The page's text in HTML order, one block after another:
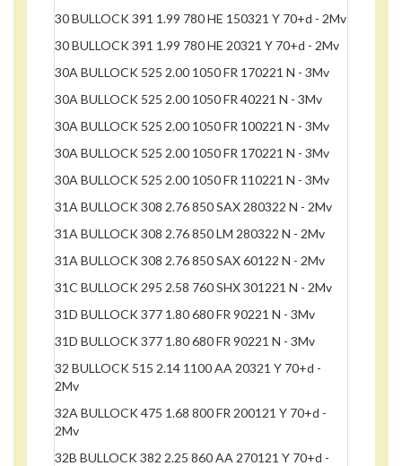
30 BULLOCK 391 1.99 780 HE 150321 Y 70+d - 2Mv
30 BULLOCK 391 1.99 780 HE 20321 Y 70+d - 2Mv
30A BULLOCK 525 2.00 1050 FR 170221 N - 3Mv
30A BULLOCK 525 2.00 1050 FR 40221 N - 3Mv
30A BULLOCK 525 2.00 1050 FR 100221 N - 3Mv
30A BULLOCK 525 2.00 1050 FR 170221 N - 3Mv
30A BULLOCK 525 2.00 1050 FR 110221 N - 3Mv
31A BULLOCK 308 2.76 850 SAX 280322 N - 2Mv
31A BULLOCK 308 2.76 850 LM 280322 N - 2Mv
31A BULLOCK 308 2.76 850 SAX 60122 N - 2Mv
31C BULLOCK 295 2.58 760 SHX 301221 N - 2Mv
31D BULLOCK 377 1.80 680 FR 90221 N - 3Mv
31D BULLOCK 377 1.80 680 FR 90221 N - 3Mv
32 BULLOCK 515 2.14 1100 AA 20321 Y 70+d -
2Mv
32A BULLOCK 475 1.68 800 FR 200121 Y 70+d -
2Mv
32B BULLOCK 382 2.25 860 AA 270121 Y 70+d -